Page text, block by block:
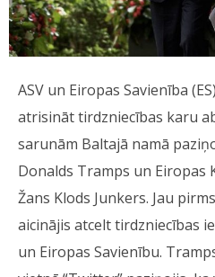
ASV un Eiropas Savienība
atrisināt tirdzniecības karu
sarunām Baltajā namā
Donalds Tramps un Eiropas
Žans Klods Junkers. Jau
aicinājis atcelt tirdzniecības
un Eiropas Savienību.